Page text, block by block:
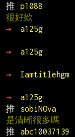
推
p1088
很好欸
→
a125g
→
a125g
→
Iamtitlehgm
→
a125g
推
sobiNOva
是清晰很多嗎
推
abc10037139